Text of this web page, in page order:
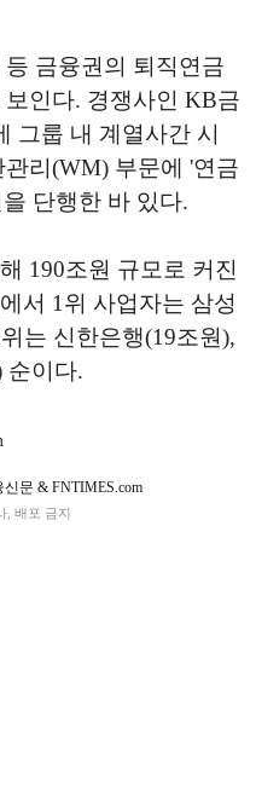
금융권의 퇴직연금
인다. 경쟁사인 KB금
그룹 내 계열사간 시
리(WM) 부문에 '연금
단행한 바 있다.
190조원 규모로 커진
서 1위 사업자는 삼성
는 신한은행(19조원),
순이다.
문 & FNTIMES.com
, 배포 금지